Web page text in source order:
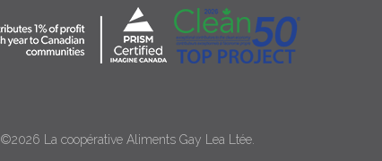
©2026 La coopérative Aliments Gay Lea Ltée.